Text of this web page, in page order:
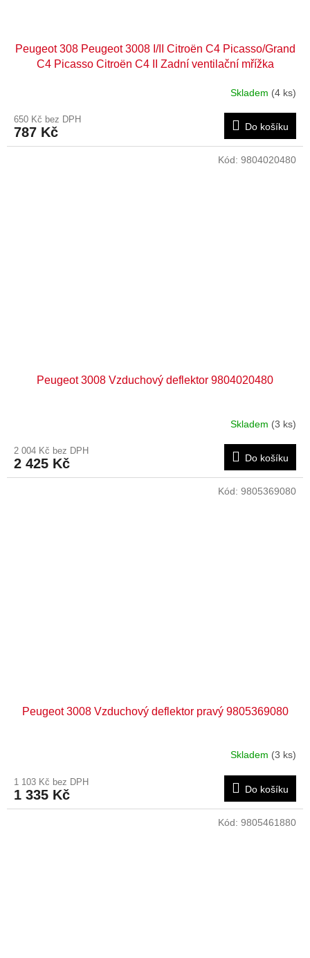
Peugeot 308 Peugeot 3008 I/II Citroën C4 Picasso/Grand
C4 Picasso Citroën C4 II Zadní ventilační mřížka
Skladem (4 ks)
650 Kč bez DPH
787 Kč Do košíku
Peugeot 3008 Vzduchový deflektor 9804020480
Skladem (3 ks)
2 004 Kč bez DPH
2 425 Kč Do košíku
Kód: 9804020480
Peugeot 3008 Vzduchový deflektor pravý 9805369080
Skladem (3 ks)
1 103 Kč bez DPH
1 335 Kč Do košíku
Kód: 9805369080
Kód: 9805461880